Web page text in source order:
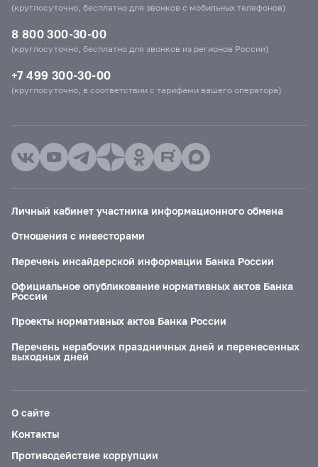
(круглосуточно, бесплатно для звонков с мобильных телефонов)
8 800 300-30-00
(круглосуточно, бесплатно для звонков из регионов России)
+7 499 300-30-00
(круглосуточно, в соответствии с тарифами вашего оператора)
Личный кабинет участника информационного обмена
Отношения с инвесторами
Перечень инсайдерской информации Банка России
Официальное опубликование нормативных актов Банка
России
Проекты нормативных актов Банка России
Перечень нерабочих праздничных дней и перенесенных
выходных дней
О сайте
Контакты
Противодействие коррупции